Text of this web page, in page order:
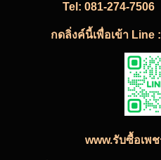
Tel:081-274-7506
กดลิ่งค์นี้เพื่อเข้า Line
www.รับซื้อเพ